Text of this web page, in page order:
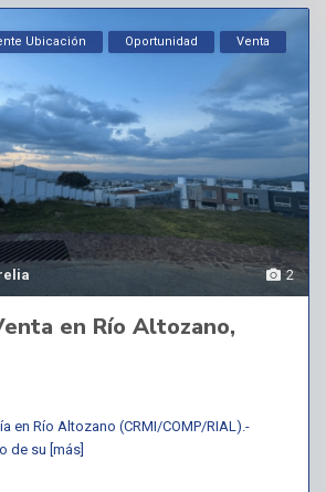
2
Ubicación Oportunidad Venta
en Río Altozano,
en Río Altozano (CRMI/COMP/RIAL).-
de su [más]